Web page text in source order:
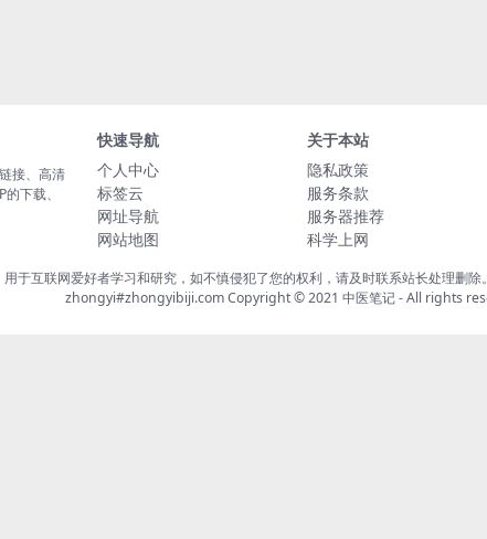
接、高清
下载、
快速导航
个人中心
标签云
网址导航
网站地图
关于本站
隐私政策
服务条款
服务器推荐
科学上网
于互联网爱好者学习和研究，如不慎侵犯了您的权利，请及时联系站长处理删
zhongyi#zhongyibiji.com Copyright © 2021 中医笔记- All rights